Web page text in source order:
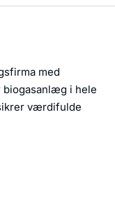
med
i hele
værdifulde